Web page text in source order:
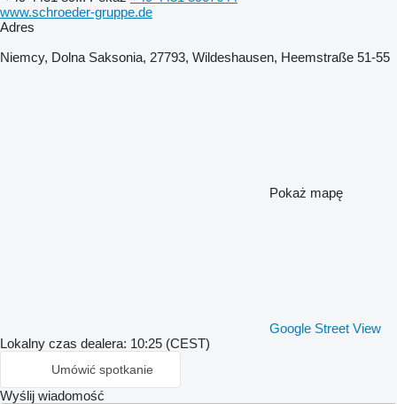
www.schroeder-gruppe.de
Adres
Niemcy, Dolna Saksonia, 27793, Wildeshausen, Heemstraße 51-55
Pokaż mapę
Google Street View
Lokalny czas dealera: 10:25 (CEST)
Umówić spotkanie
Wyślij wiadomość